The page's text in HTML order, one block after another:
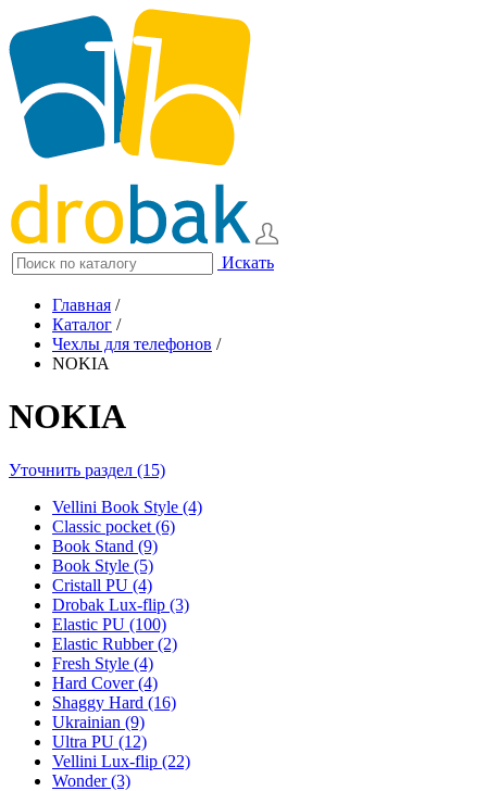
Искать
Главная /
Каталог /
Чехлы для телефонов /
NOKIA
NOKIA
Уточнить раздел (15)
Vellini Book Style (4)
Classic pocket (6)
Book Stand (9)
Book Style (5)
Cristall PU (4)
Drobak Lux-flip (3)
Elastic PU (100)
Elastic Rubber (2)
Fresh Style (4)
Hard Cover (4)
Shaggy Hard (16)
Ukrainian (9)
Ultra PU (12)
Vellini Lux-flip (22)
Wonder (3)